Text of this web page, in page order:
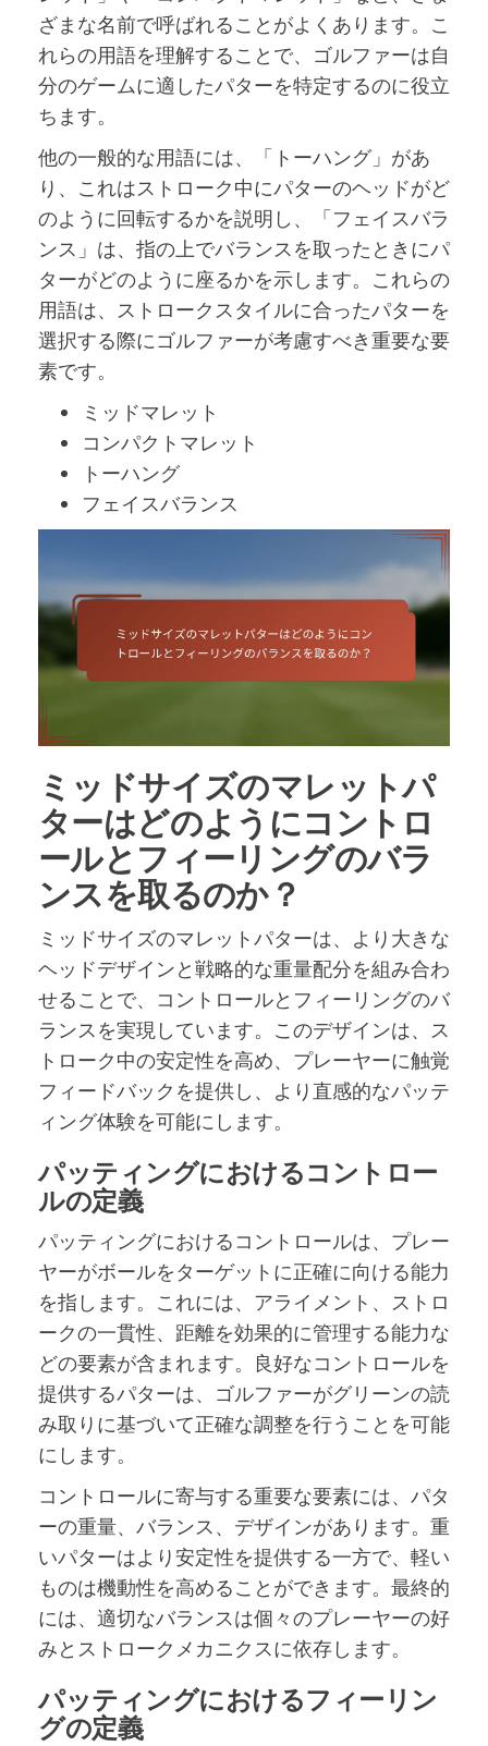
ざまな名前で呼ばれることがよくあります。こ
れらの用語を理解することで、ゴルファーは自
分のゲームに適したパターを特定するのに役立
ちます。
他の一般的な用語には、「トーハング」があ
り、これはストローク中にパターのヘッドがど
のように回転するかを説明し、「フェイスバラ
ンス」は、指の上でバランスを取ったときにパ
ターがどのように座るかを示します。これらの
用語は、ストロークスタイルに合ったパターを
選択する際にゴルファーが考慮すべき重要な要
素です。
ミッドマレット
コンパクトマレット
トーハング
フェイスバランス
ミッドサイズのマレットパ
ターはどのようにコントロ
ールとフィーリングのバラ
ンスを取るのか？
ミッドサイズのマレットパターは、より大きな
ヘッドデザインと戦略的な重量配分を組み合わ
せることで、コントロールとフィーリングのバ
ランスを実現しています。このデザインは、ス
トローク中の安定性を高め、プレーヤーに触覚
フィードバックを提供し、より直感的なパッテ
ィング体験を可能にします。
パッティングにおけるコントロー
ルの定義
パッティングにおけるコントロールは、プレー
ヤーがボールをターゲットに正確に向ける能力
を指します。これには、アライメント、ストロ
ークの一貫性、距離を効果的に管理する能力な
どの要素が含まれます。良好なコントロールを
提供するパターは、ゴルファーがグリーンの読
み取りに基づいて正確な調整を行うことを可能
にします。
コントロールに寄与する重要な要素には、パタ
ーの重量、バランス、デザインがあります。重
いパターはより安定性を提供する一方で、軽い
ものは機動性を高めることができます。最終的
には、適切なバランスは個々のプレーヤーの好
みとストロークメカニクスに依存します。
パッティングにおけるフィーリン
グの定義